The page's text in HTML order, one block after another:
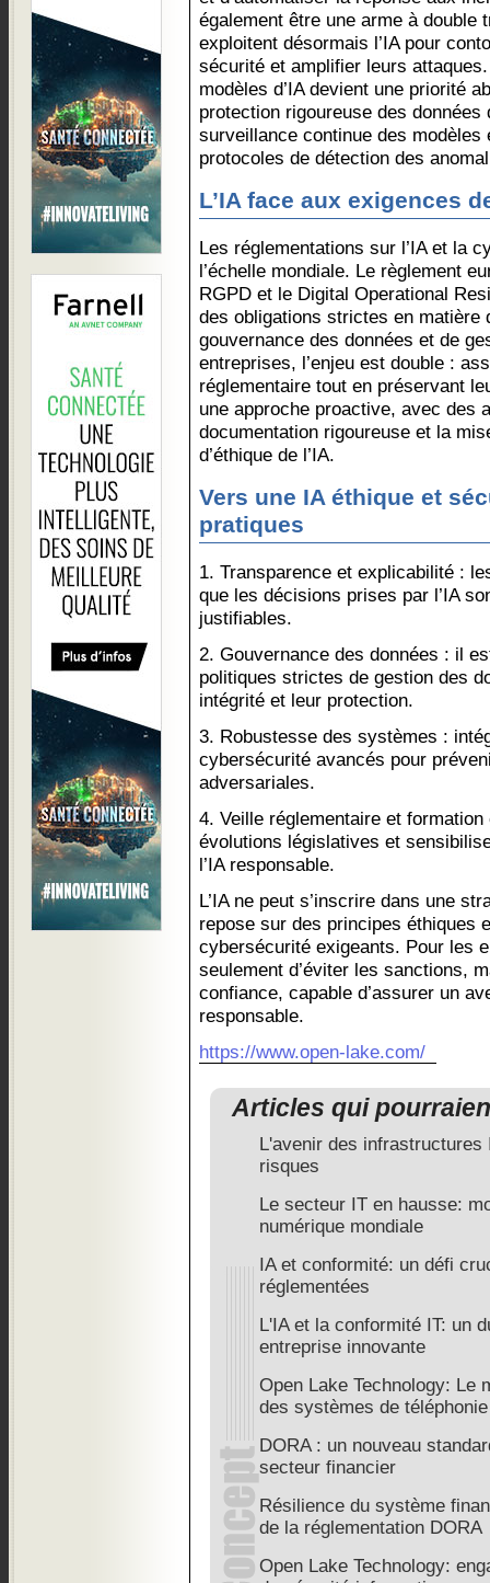
également être une arme à
exploitent désormais l’IA pour
sécurité et amplifier leurs
modèles d’IA devient une priorité
protection rigoureuse des données
surveillance continue des modèles
protocoles de détection des
L’IA face aux exigences
Les réglementations sur l’IA et la
l’échelle mondiale. Le règlement
RGPD et le Digital Operational
des obligations strictes en matière
gouvernance des données et de
entreprises, l’enjeu est double :
réglementaire tout en préservant
une approche proactive, avec des
documentation rigoureuse et la
d’éthique de l’IA.
Vers une IA éthique et
pratiques
1. Transparence et explicabilité :
que les décisions prises par l’IA
justifiables.
2. Gouvernance des données : il
politiques strictes de gestion des
intégrité et leur protection.
3. Robustesse des systèmes :
cybersécurité avancés pour
adversariales.
4. Veille réglementaire et
évolutions législatives et
l’IA responsable.
L’IA ne peut s’inscrire dans une
repose sur des principes éthiques
cybersécurité exigeants. Pour les
seulement d’éviter les sanctions,
confiance, capable d’assurer un
responsable.
https://www.open-lake.com/
Articles qui
L'avenir des infrastructures
risques
Le secteur IT en hausse:
numérique mondiale
IA et conformité: un défi
réglementées
L'IA et la conformité IT: un
entreprise innovante
Open Lake Technology: Le
des systèmes de téléphonie
DORA : un nouveau
secteur financier
Résilience du système
de la réglementation DORA
Open Lake Technology: